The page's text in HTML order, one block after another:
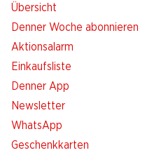
Übersicht
Denner Woche abonnieren
Aktionsalarm
Einkaufsliste
Denner App
Newsletter
WhatsApp
Geschenkkarten